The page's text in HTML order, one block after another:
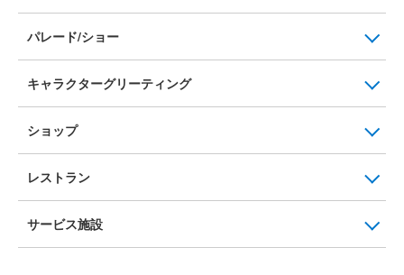
パレード/ショー
キャラクターグリーティング
ショップ
レストラン
サービス施設